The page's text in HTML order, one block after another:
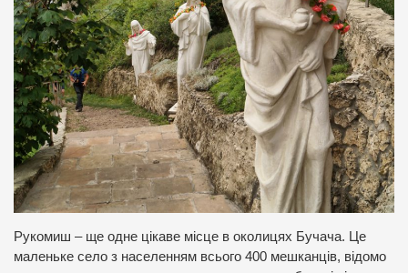
Рукомиш – ще одне цікаве місце в околицях Бучача. Це
маленьке село з населенням всього 400 мешканців, відомо